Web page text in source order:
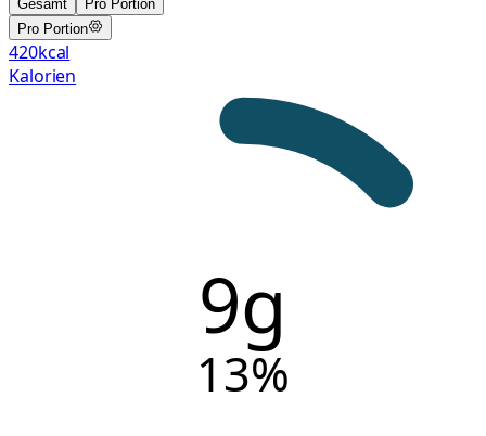
Gesamt
Pro Portion
Pro Portion
420kcal
Kalorien
9g
13%